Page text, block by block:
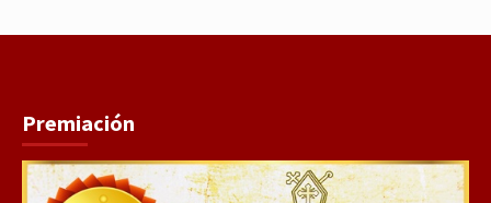
Premiación